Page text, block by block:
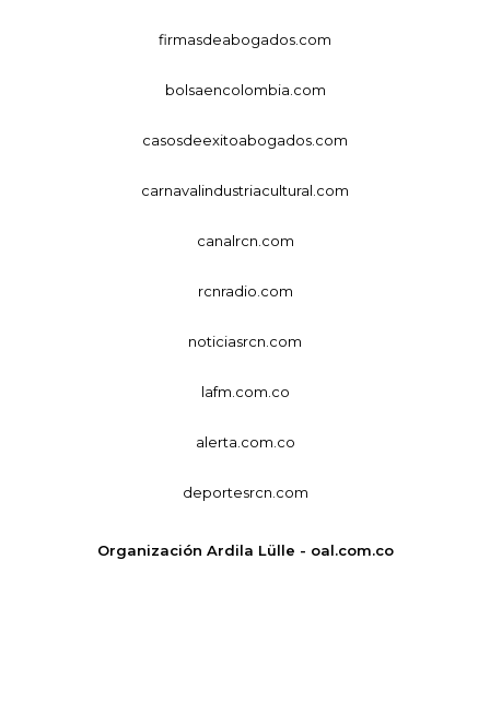
firmasdeabogados.com
bolsaencolombia.com
casosdeexitoabogados.com
carnavalindustriacultural.com
canalrcn.com
rcnradio.com
noticiasrcn.com
lafm.com.co
alerta.com.co
deportesrcn.com
Organización Ardila Lülle - oal.com.co